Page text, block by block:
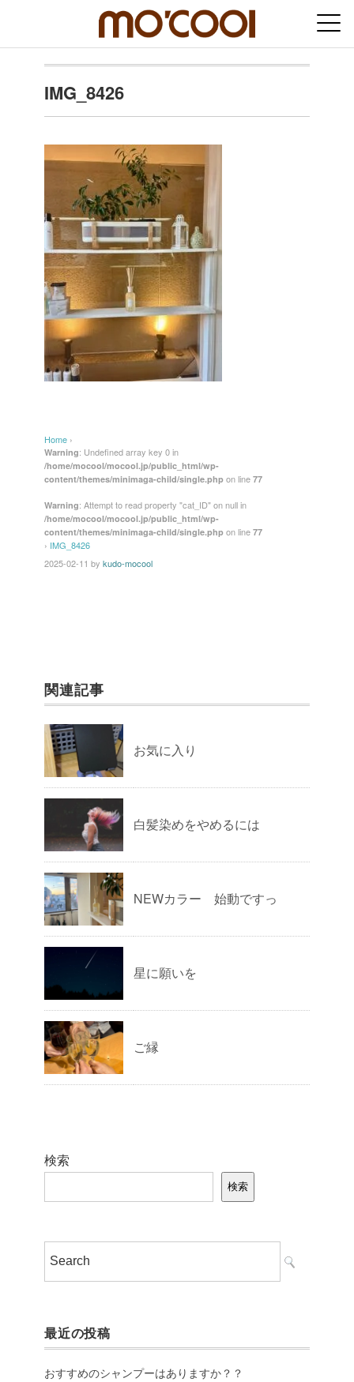
IMG_8426
Home ›
Warning: Undefined array key 0 in
/home/mocool/mocool.jp/public_html/wp-
content/themes/minimaga-child/single.php on line 77
Warning: Attempt to read property "cat_ID" on null in
/home/mocool/mocool.jp/public_html/wp-
content/themes/minimaga-child/single.php on line 77
› IMG_8426
2025-02-11 by kudo-mocool
関連記事
お気に入り
白髪染めをやめるには
NEWカラー 始動ですっ
星に願いを
ご縁
検索
検索
最近の投稿
おすすめのシャンプーはありますか？？